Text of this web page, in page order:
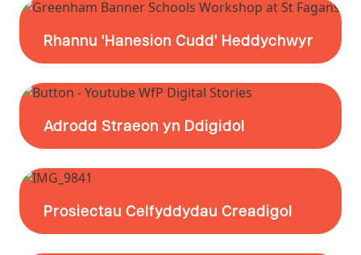
Rhannu 'Hanesion Cudd' Heddychwyr
Adrodd Straeon yn Ddigidol
Prosiectau Celfyddydau Creadigol